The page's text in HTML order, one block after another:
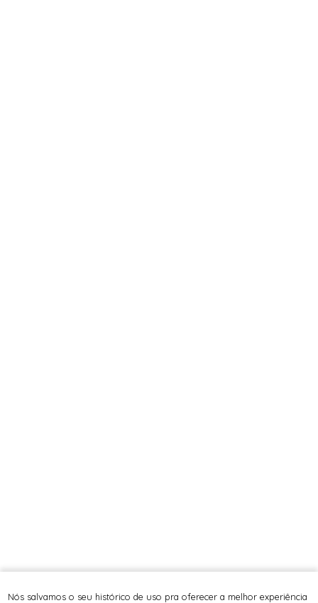
Nós salvamos o seu histórico de uso pra oferecer a melhor experiência